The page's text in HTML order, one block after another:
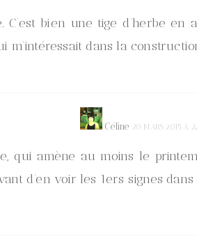
C’est bien une tige d’herbe
m’intéressait dans la
Céline 20 MARS 2015 À
qui amène au moins le
d’en voir les 1ers signes